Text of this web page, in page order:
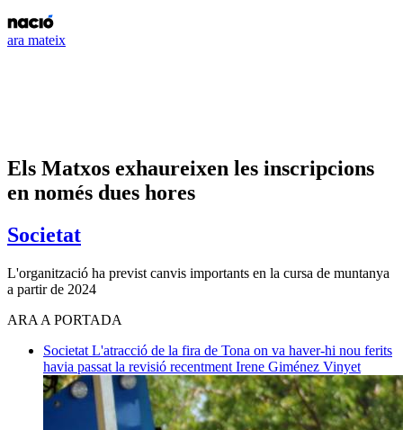
ara mateix
Els Matxos exhaureixen les inscripcions
en només dues hores
Societat
L'organització ha previst canvis importants en la cursa de muntanya
a partir de 2024
ARA A PORTADA
Societat L'atracció de la fira de Tona on va haver-hi nou ferits
havia passat la revisió recentment Irene Giménez Vinyet